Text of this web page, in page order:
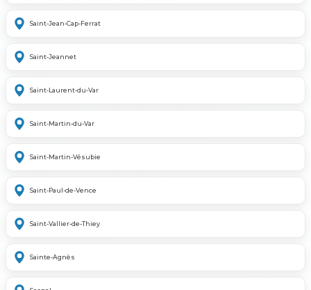
Saint-Jean-Cap-Ferrat
Saint-Jeannet
Saint-Laurent-du-Var
Saint-Martin-du-Var
Saint-Martin-Vésubie
Saint-Paul-de-Vence
Saint-Vallier-de-Thiey
Sainte-Agnès